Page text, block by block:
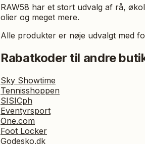
RAW58 har et stort udvalg af rå,
olier og meget mere.
Alle produkter er nøje udvalgt med
Rabatkoder til andre
Sky Showtime
Tennisshoppen
SISICph
Eventyrsport
One.com
Foot Locker
Godesko.dk